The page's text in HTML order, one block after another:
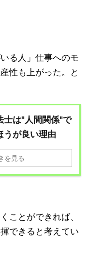
る人」仕事へのモ
性も上がった。と
士は"人間関係"で
うが良い理由
を見る
ことができれば、
できると考えてい